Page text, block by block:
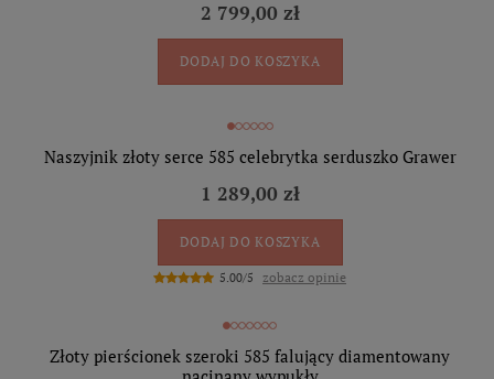
2 799,00 zł
DODAJ DO KOSZYKA
Naszyjnik złoty serce 585 celebrytka serduszko Grawer
1 289,00 zł
DODAJ DO KOSZYKA
5.00/5 zobacz opinie
Złoty pierścionek szeroki 585 falujący diamentowany